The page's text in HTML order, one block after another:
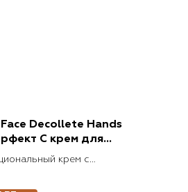
Decollete Hands
С крем для
крем с